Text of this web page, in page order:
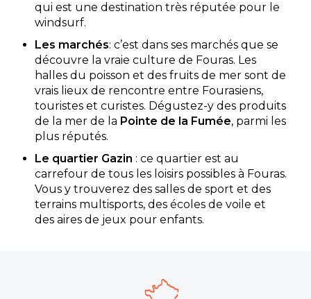
qui est une destination très réputée pour le
windsurf.
Les marchés: c’est dans ses marchés que se
découvre la vraie culture de Fouras. Les
halles du poisson et des fruits de mer sont de
vrais lieux de rencontre entre Fourasiens,
touristes et curistes. Dégustez-y des produits
de la mer de la Pointe de la Fumée, parmi les
plus réputés.
Le quartier Gazin : ce quartier est au
carrefour de tous les loisirs possibles à Fouras.
Vous y trouverez des salles de sport et des
terrains multisports, des écoles de voile et
des aires de jeux pour enfants.